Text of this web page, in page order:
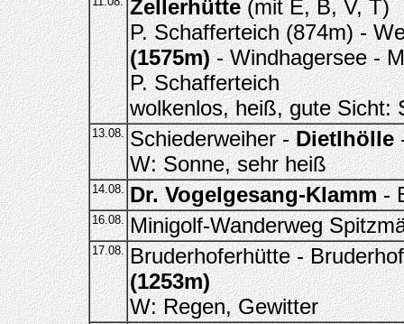
Zellerhütte(mit E, B, V, T)
P. Schafferteich (874m) -
(1575m)- Windhagersee -
P. Schafferteich
wolkenlos, heiß, gute Sicht:
13.08. Schiederweiher -Dietlhölle
W: Sonne, sehr heiß
14.08. Dr. Vogelgesang-Klamm-
16.08. Minigolf-Wanderweg
17.08. Bruderhoferhütte -
(1253m)
W: Regen, Gewitter